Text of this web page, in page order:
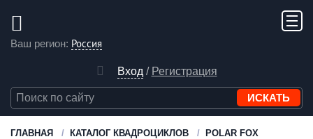
Ваш регион: Россия
Вход / Регистрация
ГЛАВНАЯ КАТАЛОГ КВАДРОЦИКЛОВ POLAR FOX